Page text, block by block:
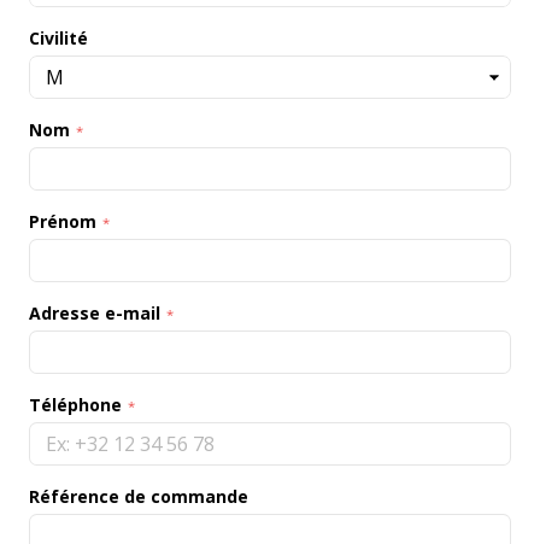
Civilité
Nom
Prénom
Adresse e-mail
Téléphone
Référence de commande